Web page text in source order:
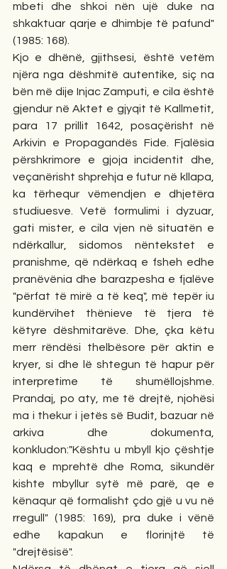
mbeti dhe shkoi nën ujë duke na
shkaktuar qarje e dhimbje të pafund"
(1985: 168).
Kjo e dhënë, gjithsesi, është vetëm
njëra nga dëshmitë autentike, siç na
bën më dije Injac Zamputi, e cila është
gjendur në Aktet e gjyqit të Kallmetit,
para 17 prillit 1642, posaçërisht në
Arkivin e Propagandës Fide. Fjalësia
përshkrimore e gjoja incidentit dhe,
veçanërisht shprehja e futur në kllapa,
ka tërhequr vëmendjen e dhjetëra
studiuesve. Vetë formulimi i dyzuar,
gati mister, e cila vjen në situatën e
ndërkallur, sidomos nëntekstet e
pranishme, që ndërkaq e fsheh edhe
pranëvënia dhe barazpesha e fjalëve
"përfat të mirë a të keq", më tepër iu
kundërvihet thënieve të tjera të
këtyre dëshmitarëve. Dhe, çka këtu
merr rëndësi thelbësore për aktin e
kryer, si dhe lë shtegun të hapur për
interpretime të shumëllojshme.
Prandaj, po aty, me të drejtë, njohësi
ma i thekur i jetës së Budit, bazuar në
arkiva dhe dokumenta,
konkludon:"Kështu u mbyll kjo çështje
kaq e mprehtë dhe Roma, sikundër
kishte mbyllur sytë më parë, qe e
kënaqur që formalisht çdo gjë u vu në
rregull" (1985: 169), pra duke i vënë
edhe kapakun e florinjtë të
"drejtësisë".